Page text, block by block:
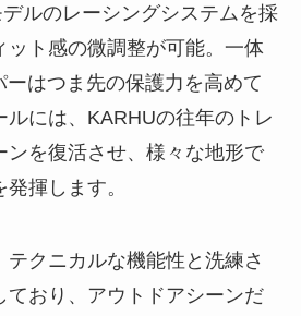
ルのレーシングシステムを採
ット感の微調整が可能。一体
はつま先の保護力を高めて
ルには、KARHUの往年のトレ
ンを復活させ、様々な地形で
揮します。
クニカルな機能性と洗練さ
ており、アウトドアシーンだ